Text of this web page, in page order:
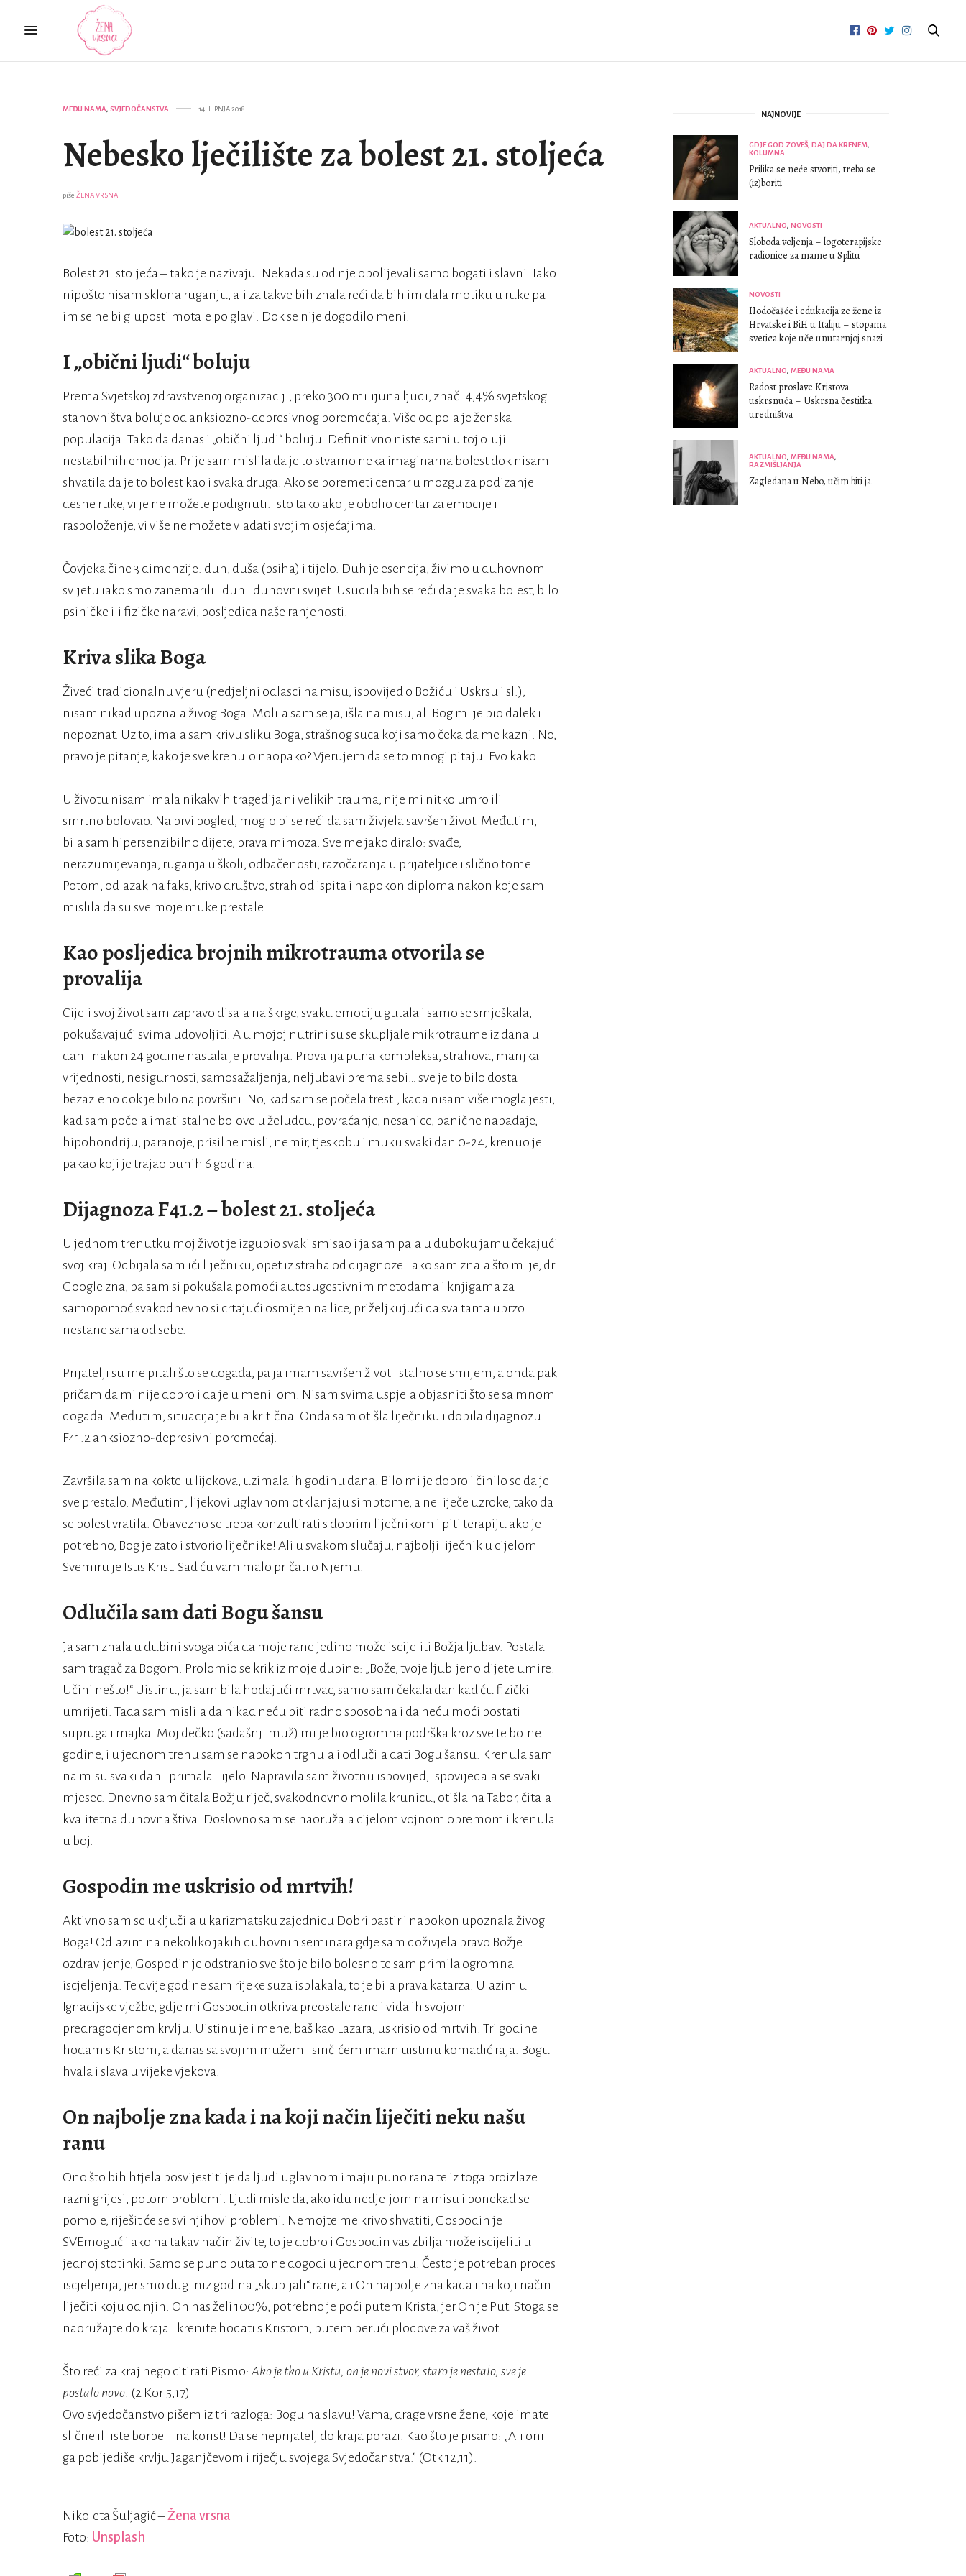
MEĐU NAMA, SVJEDOČANSTVA 14. LIPNJA 2018.
Nebesko lječilište za bolest 21. stoljeća
piše ŽENA VRSNA
Bolest 21. stoljeća – tako je nazivaju. Nekada su od nje obolijevali samo bogati i slavni. Iako
nipošto nisam sklona ruganju, ali za takve bih znala reći da bih im dala motiku u ruke pa
im se ne bi gluposti motale po glavi. Dok se nije dogodilo meni.
I „obični ljudi“ boluju
Prema Svjetskoj zdravstvenoj organizaciji, preko 300 milijuna ljudi, znači 4,4% svjetskog
stanovništva boluje od anksiozno-depresivnog poremećaja. Više od pola je ženska
populacija. Tako da danas i „obični ljudi“ boluju. Definitivno niste sami u toj oluji
nestabilnih emocija. Prije sam mislila da je to stvarno neka imaginarna bolest dok nisam
shvatila da je to bolest kao i svaka druga. Ako se poremeti centar u mozgu za podizanje
desne ruke, vi je ne možete podignuti. Isto tako ako je obolio centar za emocije i
raspoloženje, vi više ne možete vladati svojim osjećajima.
Čovjeka čine 3 dimenzije: duh, duša (psiha) i tijelo. Duh je esencija, živimo u duhovnom
svijetu iako smo zanemarili i duh i duhovni svijet. Usudila bih se reći da je svaka bolest, bilo
psihičke ili fizičke naravi, posljedica naše ranjenosti.
Kriva slika Boga
Živeći tradicionalnu vjeru (nedjeljni odlasci na misu, ispovijed o Božiću i Uskrsu i sl.),
nisam nikad upoznala živog Boga. Molila sam se ja, išla na misu, ali Bog mi je bio dalek i
nepoznat. Uz to, imala sam krivu sliku Boga, strašnog suca koji samo čeka da me kazni. No,
pravo je pitanje, kako je sve krenulo naopako? Vjerujem da se to mnogi pitaju. Evo kako.
U životu nisam imala nikakvih tragedija ni velikih trauma, nije mi nitko umro ili
smrtno bolovao. Na prvi pogled, moglo bi se reći da sam živjela savršen život. Međutim,
bila sam hipersenzibilno dijete, prava mimoza. Sve me jako diralo: svađe,
nerazumijevanja, ruganja u školi, odbačenosti, razočaranja u prijateljice i slično tome.
Potom, odlazak na faks, krivo društvo, strah od ispita i napokon diploma nakon koje sam
mislila da su sve moje muke prestale.
Kao posljedica brojnih mikrotrauma otvorila se
provalija
Cijeli svoj život sam zapravo disala na škrge, svaku emociju gutala i samo se smješkala,
pokušavajući svima udovoljiti. A u mojoj nutrini su se skupljale mikrotraume iz dana u
dan i nakon 24 godine nastala je provalija. Provalija puna kompleksa, strahova, manjka
vrijednosti, nesigurnosti, samosažaljenja, neljubavi prema sebi… sve je to bilo dosta
bezazleno dok je bilo na površini. No, kad sam se počela tresti, kada nisam više mogla jesti,
kad sam počela imati stalne bolove u želudcu, povraćanje, nesanice, panične napadaje,
hipohondriju, paranoje, prisilne misli, nemir, tjeskobu i muku svaki dan 0-24, krenuo je
pakao koji je trajao punih 6 godina.
Dijagnoza F41.2 – bolest 21. stoljeća
U jednom trenutku moj život je izgubio svaki smisao i ja sam pala u duboku jamu čekajući
svoj kraj. Odbijala sam ići liječniku, opet iz straha od dijagnoze. Iako sam znala što mi je, dr.
Google zna, pa sam si pokušala pomoći autosugestivnim metodama i knjigama za
samopomoć svakodnevno si crtajući osmijeh na lice, priželjkujući da sva tama ubrzo
nestane sama od sebe.
Prijatelji su me pitali što se događa, pa ja imam savršen život i stalno se smijem, a onda pak
pričam da mi nije dobro i da je u meni lom. Nisam svima uspjela objasniti što se sa mnom
događa. Međutim, situacija je bila kritična. Onda sam otišla liječniku i dobila dijagnozu
F41.2 anksiozno-depresivni poremećaj.
Završila sam na koktelu lijekova, uzimala ih godinu dana. Bilo mi je dobro i činilo se da je
sve prestalo. Međutim, lijekovi uglavnom otklanjaju simptome, a ne liječe uzroke, tako da
se bolest vratila. Obavezno se treba konzultirati s dobrim liječnikom i piti terapiju ako je
potrebno, Bog je zato i stvorio liječnike! Ali u svakom slučaju, najbolji liječnik u cijelom
Svemiru je Isus Krist. Sad ću vam malo pričati o Njemu.
Odlučila sam dati Bogu šansu
Ja sam znala u dubini svoga bića da moje rane jedino može iscijeliti Božja ljubav. Postala
sam tragač za Bogom. Prolomio se krik iz moje dubine: „Bože, tvoje ljubljeno dijete umire!
Učini nešto!“ Uistinu, ja sam bila hodajući mrtvac, samo sam čekala dan kad ću fizički
umrijeti. Tada sam mislila da nikad neću biti radno sposobna i da neću moći postati
supruga i majka. Moj dečko (sadašnji muž) mi je bio ogromna podrška kroz sve te bolne
godine, i u jednom trenu sam se napokon trgnula i odlučila dati Bogu šansu. Krenula sam
na misu svaki dan i primala Tijelo. Napravila sam životnu ispovijed, ispovijedala se svaki
mjesec. Dnevno sam čitala Božju riječ, svakodnevno molila krunicu, otišla na Tabor, čitala
kvalitetna duhovna štiva. Doslovno sam se naoružala cijelom vojnom opremom i krenula
u boj.
Gospodin me uskrisio od mrtvih!
Aktivno sam se uključila u karizmatsku zajednicu Dobri pastir i napokon upoznala živog
Boga! Odlazim na nekoliko jakih duhovnih seminara gdje sam doživjela pravo Božje
ozdravljenje, Gospodin je odstranio sve što je bilo bolesno te sam primila ogromna
iscjeljenja. Te dvije godine sam rijeke suza isplakala, to je bila prava katarza. Ulazim u
Ignacijske vježbe, gdje mi Gospodin otkriva preostale rane i vida ih svojom
predragocjenom krvlju. Uistinu je i mene, baš kao Lazara, uskrisio od mrtvih! Tri godine
hodam s Kristom, a danas sa svojim mužem i sinčićem imam uistinu komadić raja. Bogu
hvala i slava u vijeke vjekova!
On najbolje zna kada i na koji način liječiti neku našu
ranu
Ono što bih htjela posvijestiti je da ljudi uglavnom imaju puno rana te iz toga proizlaze
razni grijesi, potom problemi. Ljudi misle da, ako idu nedjeljom na misu i ponekad se
pomole, riješit će se svi njihovi problemi. Nemojte me krivo shvatiti, Gospodin je
SVEmoguć i ako na takav način živite, to je dobro i Gospodin vas zbilja može iscijeliti u
jednoj stotinki. Samo se puno puta to ne dogodi u jednom trenu. Često je potreban proces
iscjeljenja, jer smo dugi niz godina „skupljali“ rane, a i On najbolje zna kada i na koji način
liječiti koju od njih. On nas želi 100%, potrebno je poći putem Krista, jer On je Put. Stoga se
naoružajte do kraja i krenite hodati s Kristom, putem berući plodove za vaš život.
Što reći za kraj nego citirati Pismo: Ako je tko u Kristu, on je novi stvor, staro je nestalo, sve je
postalo novo. (2 Kor 5,17)
Ovo svjedočanstvo pišem iz tri razloga: Bogu na slavu! Vama, drage vrsne žene, koje imate
slične ili iste borbe – na korist! Da se neprijatelj do kraja porazi! Kao što je pisano: „Ali oni
ga pobijediše krvlju Jaganjčevom i riječju svojega Svjedočanstva.” (Otk 12,11).
Nikoleta Šuljagić –Žena vrsna
Foto: Unsplash
NAJNOVIJE
GDJE GOD ZOVEŠ, DAJ DA KRENEM,
KOLUMNA
Prilika se neće stvoriti, treba se
(iz)boriti
AKTUALNO, NOVOSTI
Sloboda voljenja – logoterapijske
radionice za mame u Splitu
NOVOSTI
Hodočašće i edukacija ze žene iz
Hrvatske i BiH u Italiju – stopama
svetica koje uče unutarnjoj snazi
AKTUALNO, MEĐU NAMA
Radost proslave Kristova
uskrsnuća – Uskrsna čestitka
uredništva
AKTUALNO, MEĐU NAMA,
RAZMIŠLJANJA
Zagledana u Nebo, učim biti ja